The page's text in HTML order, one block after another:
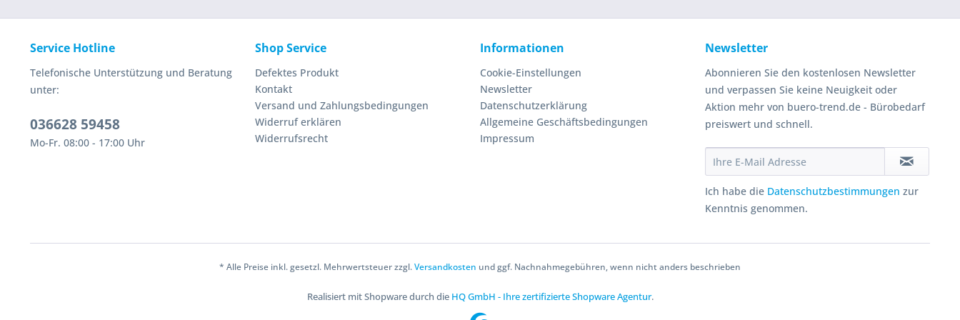
Service Hotline
Telefonische Unterstützung und Beratung
unter:
036628 59458
Mo-Fr. 08:00 - 17:00 Uhr
Shop Service
Defektes Produkt
Kontakt
Versand und Zahlungsbedingungen
Widerruf erklären
Widerrufsrecht
Informationen
Cookie-Einstellungen
Newsletter
Datenschutzerklärung
Allgemeine Geschäftsbedingungen
Impressum
Newsletter
Abonnieren Sie den kostenlosen Newsletter
und verpassen Sie keine Neuigkeit oder
Aktion mehr von buero-trend.de - Bürobedarf
preiswert und schnell.
Ich habe die Datenschutzbestimmungen zur
Kenntnis genommen.
* Alle Preise inkl. gesetzl. Mehrwertsteuer zzgl.Versandkosten und ggf. Nachnahmegebühren, wenn nicht anders beschrieben
Realisiert mit Shopware durch die HQ GmbH - Ihre zertifizierte Shopware Agentur.